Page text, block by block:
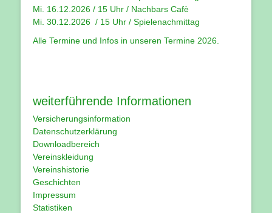
Mi. 16.12.2026 / 15 Uhr / Nachbars Cafè
Mi. 30.12.2026 / 15 Uhr / Spielenachmittag
Alle Termine und Infos in unseren Termine 2026
weiterführende Informationen
Versicherungsinformation
Datenschutzerklärung
Downloadbereich
Vereinskleidung
Vereinshistorie
Geschichten
Impressum
Statistiken